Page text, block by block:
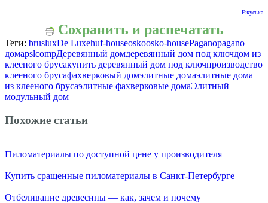
Ежуська
Сохранить и распечатать
Теги: brusluxDe Luxehuf-houseoskoosko-housePaganopagano
домаpslcompДеревянный домдеревянный дом под ключдом из
клееного брусакупить деревянный дом под ключпроизводство
клееного брусафахверковый домэлитные домаэлитные дома
из клееного брусаэлитные фахверковые домаЭлитный
модульный дом
Похожие статьи
Пиломатериалы по доступной цене у производителя
Купить сращенные пиломатериалы в Санкт-Петербурге
Отбеливание древесины — как, зачем и почему